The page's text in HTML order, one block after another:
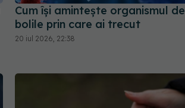
Cum își amintește organismul de
bolile prin care ai trecut
20 iul 2026, 22:38